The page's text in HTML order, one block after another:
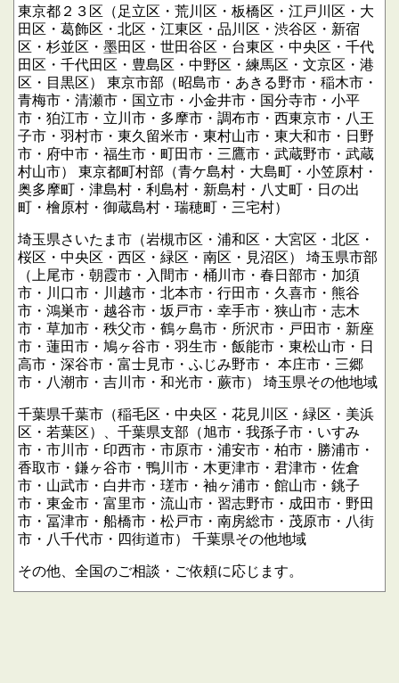
東京都２３区（足立区・荒川区・板橋区・江戸川区・大
田区・葛飾区・北区・江東区・品川区・渋谷区・新宿
区・杉並区・墨田区・世田谷区・台東区・中央区・千代
田区・千代田区・豊島区・中野区・練馬区・文京区・港
区・目黒区）
東京市部（昭島市・あきる野市・稲木市・
青梅市・清瀬市・国立市・小金井市・国分寺市・小平
市・狛江市・立川市・多摩市・調布市・西東京市・八王
子市・羽村市・東久留米市・東村山市・東大和市・日野
市・府中市・福生市・町田市・三鷹市・武蔵野市・武蔵
村山市）
東京都町村部（青ケ島村・大島町・小笠原村・
奥多摩町・津島村・利島村・新島村・八丈町・日の出
町・檜原村・御蔵島村・瑞穂町・三宅村）
埼玉県さいたま市（岩槻市区・浦和区・大宮区・北区・
桜区・中央区・西区・緑区・南区・見沼区）
埼玉県市部
（上尾市・朝霞市・入間市・桶川市・春日部市・加須
市・川口市・川越市・北本市・行田市・久喜市・熊谷
市・鴻巣市・越谷市・坂戸市・幸手市・狭山市・志木
市・草加市・秩父市・鶴ヶ島市・所沢市・戸田市・新座
市・蓮田市・鳩ヶ谷市・羽生市・飯能市・東松山市・日
高市・深谷市・富士見市・ふじみ野市・ 本庄市・三郷
市・八潮市・吉川市・和光市・蕨市）
埼玉県その他地域
千葉県千葉市（稲毛区・中央区・花見川区・緑区・美浜
区・若葉区）、千葉県支部（旭市・我孫子市・いすみ
市・市川市・印西市・市原市・浦安市・柏市・勝浦市・
香取市・鎌ヶ谷市・鴨川市・木更津市・君津市・佐倉
市・山武市・白井市・瑳市・袖ヶ浦市・館山市・銚子
市・東金市・富里市・流山市・習志野市・成田市・野田
市・冨津市・船橋市・松戸市・南房総市・茂原市・八街
市・八千代市・四街道市）
千葉県その他地域
その他、全国のご相談・ご依頼に応じます。